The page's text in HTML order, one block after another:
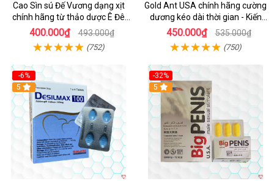
Cao Sìn sú Đế Vương dạng xịt
chính hãng từ thảo dược Ê Đê
Việt Nam
400.000₫ 493.000₫
(752)
Gold Ant USA chính hãng cường
dương kéo dài thời gian - Kiến
Vàng Đen Tây Tạng
450.000₫ 535.000₫
(750)
-6%
5
-32%
5